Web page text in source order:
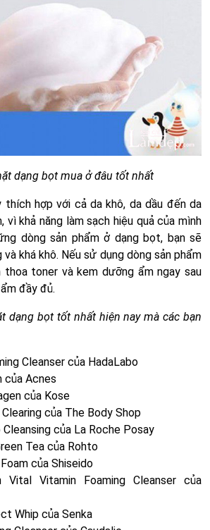
dạng bọt mua ở đâu tốt nhất
thích hợp với cả da khô, da dầu đến da
vì khả năng làm sạch hiệu quả của mình
dòng sản phẩm ở dạng bọt, bạn sẽ
khá khô. Nếu sử dụng dòng sản phẩm
thoa toner và kem dưỡng ẩm ngay sau
đầy đủ.
dạng bọt tốt nhất hiện nay mà các bạn
Cleanser của HadaLabo
của Acnes
của Kose
của The Body Shop
của La Roche Posay
Tea của Rohto
của Shiseido
Vital Vitamin Foaming Cleanser của
Whip của Senka